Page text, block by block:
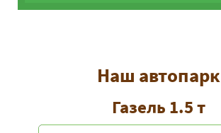
Наш автопарк
Газель 1.5 т